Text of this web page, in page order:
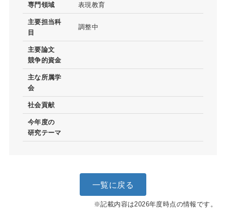
専門領域 表現教育
主要担当科
目
調整中
主要論文
競争的資金
主な所属学
会
社会貢献
今年度の
研究テーマ
一覧に戻る
※記載内容は2026年度時点の情報です。